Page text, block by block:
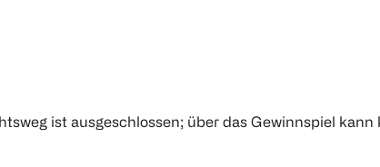
ist ausgeschlossen; über das Gewinnspiel kann